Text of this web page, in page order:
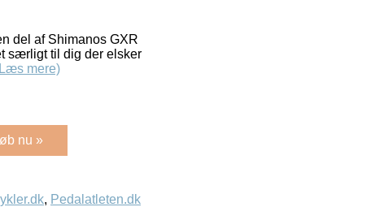
del af Shimanos GXR
særligt til dig der elsker
mere)
nu »
, Pedalatleten.dk